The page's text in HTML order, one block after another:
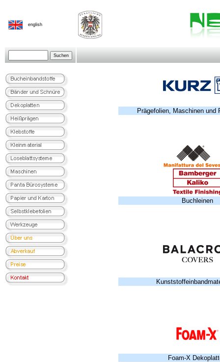
english
Prägefolien, Maschinen und
Buchleinen
Foam-X